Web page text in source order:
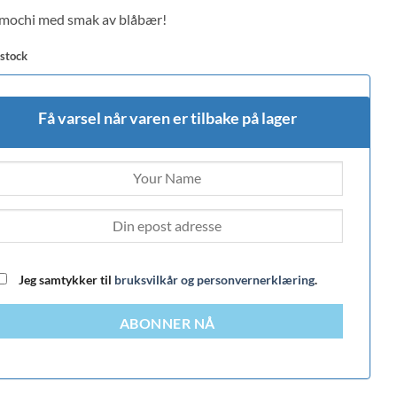
med smak av blåbær!
Få varsel når varen er tilbake på lager
Jeg samtykker til bruksvilkår og personvernerklæring.
ABONNER NÅ